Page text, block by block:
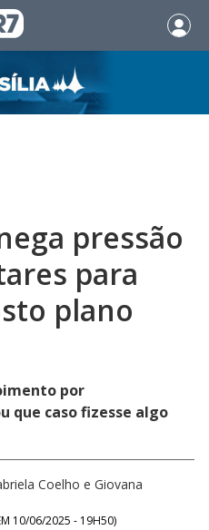
pressão
para
plano
por
que caso fizesse algo
Coelho e Giovana
10/06/2025 - 19H50)